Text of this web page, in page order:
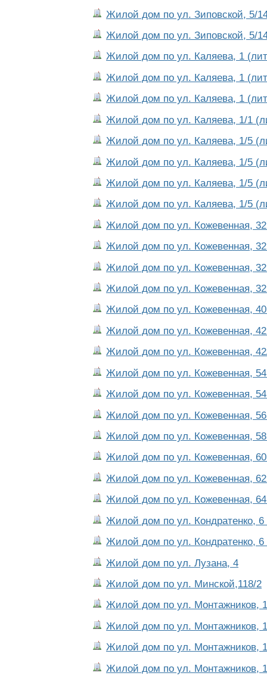
Жилой дом по ул. Зиповской, 5/
Жилой дом по ул. Зиповской, 5/
Жилой дом по ул. Каляева, 1
Жилой дом по ул. Каляева, 1
Жилой дом по ул. Каляева, 1
Жилой дом по ул. Каляева, 1/1
Жилой дом по ул. Каляева, 1/5
Жилой дом по ул. Каляева, 1/5
Жилой дом по ул. Каляева, 1/5
Жилой дом по ул. Каляева, 1/5
Жилой дом по ул. Кожевенная,
Жилой дом по ул. Кожевенная,
Жилой дом по ул. Кожевенная,
Жилой дом по ул. Кожевенная,
Жилой дом по ул. Кожевенная,
Жилой дом по ул. Кожевенная,
Жилой дом по ул. Кожевенная,
Жилой дом по ул. Кожевенная,
Жилой дом по ул. Кожевенная,
Жилой дом по ул. Кожевенная,
Жилой дом по ул. Кожевенная,
Жилой дом по ул. Кожевенная,
Жилой дом по ул. Кожевенная,
Жилой дом по ул. Кожевенная,
Жилой дом по ул. Кондратенко, 6
Жилой дом по ул. Кондратенко, 6
Жилой дом по ул. Лузана, 4
Жилой дом по ул. Минской,118/2
Жилой дом по ул. Монтажников,
Жилой дом по ул. Монтажников,
Жилой дом по ул. Монтажников,
Жилой дом по ул. Монтажников,